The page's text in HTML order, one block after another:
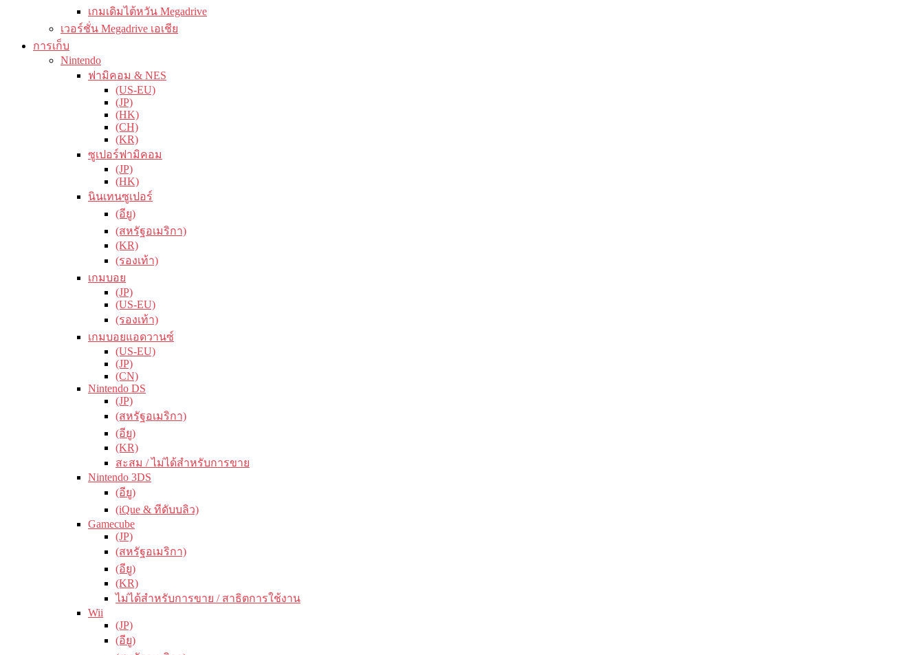
เกมเดิมไต้หวัน Megadrive
เวอร์ชั่น Megadrive เอเชีย
การเก็บ
Nintendo
ฟามิคอม & NES
(US-EU)
(JP)
(HK)
(CH)
(KR)
ซูเปอร์ฟามิคอม
(JP)
(HK)
นินเทนซูเปอร์
(อียู)
(สหรัฐอเมริกา)
(KR)
(รองเท้า)
เกมบอย
(JP)
(US-EU)
(รองเท้า)
เกมบอยแอดวานซ์
(US-EU)
(JP)
(CN)
Nintendo DS
(JP)
(สหรัฐอเมริกา)
(อียู)
(KR)
สะสม / ไม่ได้สำหรับการขาย
Nintendo 3DS
(อียู)
(iQue & ทีดับบลิว)
Gamecube
(JP)
(สหรัฐอเมริกา)
(อียู)
(KR)
ไม่ได้สำหรับการขาย / สาธิตการใช้งาน
Wii
(JP)
(อียู)